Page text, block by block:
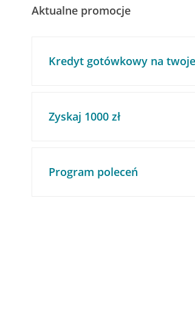
Aktualne promocje
Kredyt gotówkowy na
Zyskaj 1000 zł
Program poleceń